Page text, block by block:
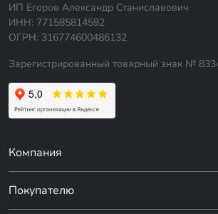
ИП Егоров Александр Станиславович
ИНН: 771585814592
ОГРН: 316774600486132
Зарегистрированный товарный знак №
Компания
Покупателю